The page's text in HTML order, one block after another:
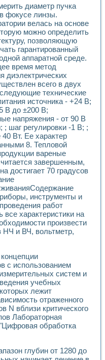
стенда по измерению
комплексы для
исследования нелинейных
приборов в процесе
ELECTRONICS WORKBENCH-
по дисциплине «Цифровые
по ИНС на основе LabVIEW
по основам теории коммутации
для создания
исследования течения в
«Изучение магнитных
основ интерфейсов обмена по
изучение адиабатического
электрических переходных
обработки результатов
плазменных измерений с
комплекс. Назначение. Состав.
NATIONAL INSTRUMENTS
и корреляционный
принципа действия
обеспечение учебных
практикум для изучения
10 средствами LabVIEW
комплекс для исследования
реставрации одномерных
NATIONAL INSTRUMENTS в
алгоритма полигармонической
принципа действия
принимаемых решений в
«Моделирование систем» и
исследования электрических
по информационно-
лабораторной работы
диаметр пучка
фокусе линзы.
велась на основе
можно определить
позволяющую
гарантированный
аппаратной среде.
время метод
диэлектрических
всего в двух
технические
источника - +24 В;
В до ±200 В;
напряжения - от 90 В
шаг регулировки -1 В; ;
Вт. Ее характер
8. Тепловой
вареные
завершенным,
достигает 70 градусов
инструменты и
работ
все характеристики на
произвести
НЧ и ВЧ, вольтметр,
с использованием
систем и
учебных
лежит
отраженного
N вблизи критического
Лабораторная
обработка
глубин от 1280 до